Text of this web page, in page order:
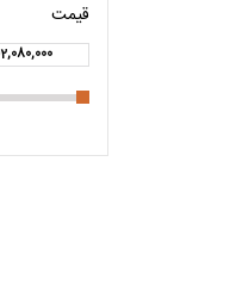
قیمت